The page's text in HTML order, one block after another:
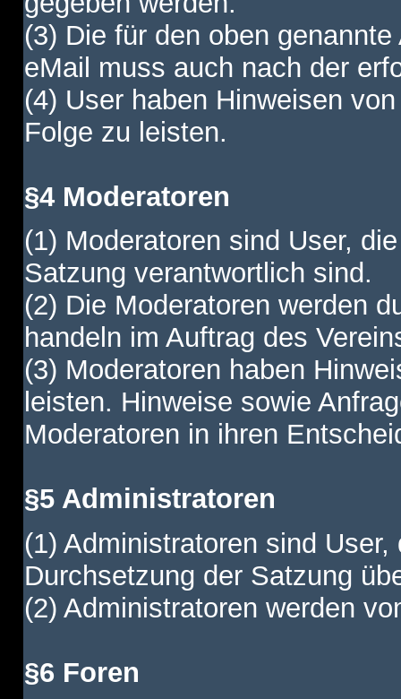
(3) Die für den oben
eMail muss auch nach der
(4) User haben Hinweisen
Folge zu leisten.
§4 Moderatoren
(1) Moderatoren sind User,
Satzung verantwortlich sind.
(2) Die Moderatoren werden
handeln im Auftrag des
(3) Moderatoren haben
leisten. Hinweise sowie
Moderatoren in ihren
§5 Administratoren
(1) Administratoren sind
Durchsetzung der Satzung
(2) Administratoren werden
§6 Foren